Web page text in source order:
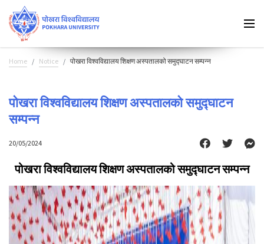
Home Notice पोखरा विश्वविद्यालय शिक्षण अस्पतालको समुद्घाटन सम्पन्न
पोखरा विश्वविद्यालय शिक्षण अस्पतालको समुद्घाटन
सम्पन्न
20/05/2024
पोखरा विश्वविद्यालय शिक्षण अस्पतालको समुद्घाटन सम्पन्न